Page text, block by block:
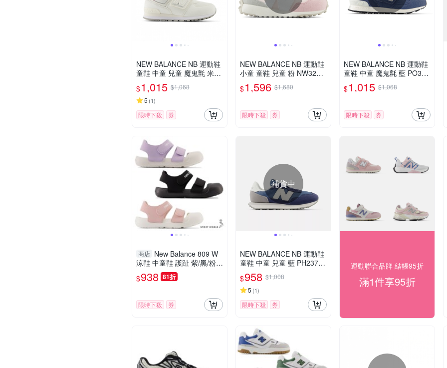
NEW BALANCE NB 運動鞋
童鞋 中童 兒童 魔鬼氈 米白
粉 PV5742BA-W楦
$1,015 $1,068
5 (1)
限時下殺 券
NEW BALANCE NB 運動鞋
小童 童鞋 兒童 粉 NW327C
K-W楦
$1,596 $1,680
限時下殺 券
NEW BALANCE NB 運動鞋
童鞋 中童 魔鬼氈 藍 PO313
TC2-W楦
$1,015 $1,068
限時下殺 券
商店 New Balance 809 W
涼鞋 中童鞋 護趾 紫/黑/粉
【運動世界】YT809LC-W/Y
T809BB-W/YT809PS-W
$938 81折
限時下殺 券
補貨中
NEW BALANCE NB 運動鞋
童鞋 中童 兒童 藍 PH237LB
W-W楦
$958 $1,008
5 (1)
限時下殺 券
運動聯合品牌 結帳95折
滿1件享95折